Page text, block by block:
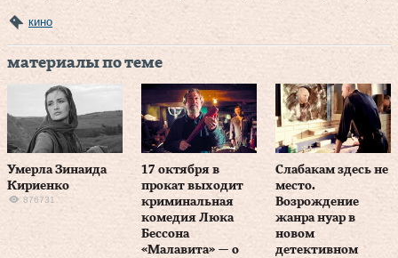
кино
материалы по теме
Умерла Зинаида
Кириенко
876731
17 октября в
прокат выходит
криминальная
комедия Люка
Бессона
«Малавита» — о
Слабакам здесь не
место.
Возрождение
жанра нуар в
новом
детективном